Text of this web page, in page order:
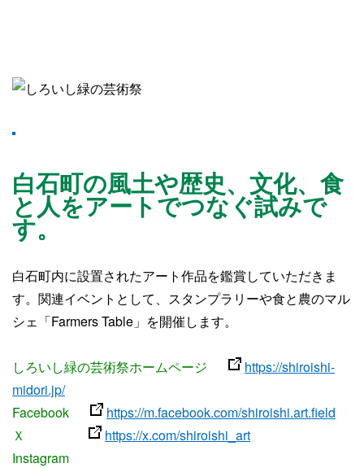
白石町の風土や歴史、文化、食
と人をアートでつなぐ試みで
す。
白石町内に設置されたアート作品を鑑賞していただきま
す。関連イベントとして、スタンプラリーや食と農のマル
シェ「Farmers Table」を開催します。
しろいし緑の芸術祭ホームページ
https://shiroishi-
midori.jp/
Facebook
https://m.facebook.com/shiroishi.art.field
Ｘ
https://x.com/shiroishi_art
Instagram